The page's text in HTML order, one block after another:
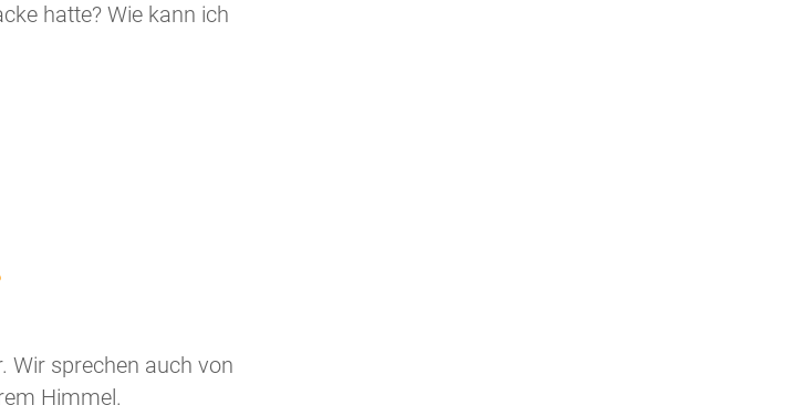
hatte? Wie kann ich
Wir sprechen auch von
Himmel.